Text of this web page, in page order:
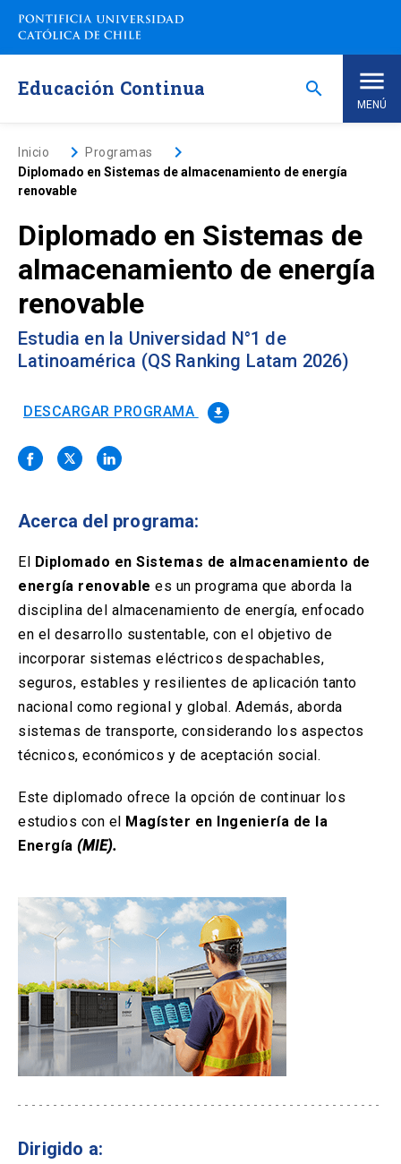
Saltar
contenido
Educación Continua search
MENÚ
Inicio
Nosotros
Programas de Estudio
Programas Corporativos
Noticias
Solicitud Certificados(El
enlace
nueva
Portal Empresas(El
enlace
en
nueva
pestaña)
enlace
se
abre
una
nueva
pestaña)
Biblioteca launch
(El
enlace
se
en
una
nueva
pestaña)
Mi Portal UC launch
(El
enlace
se
abre
en
una
nueva
pestaña)
Correo launch
(El
enlace
se
abre
en
una
nueva
pestaña)
Inicio keyboard_arrow_rightProgramas keyboard_arrow_right
Diplomado en Sistemas de almacenamiento de energía
renovable
Diplomado en Sistemas de
almacenamiento de energía
renovable
Estudia en la Universidad N°1 de
Latinoamérica (QS Ranking Latam 2026)
DESCARGAR PROGRAMA file_download
Acerca del programa:
El Diplomado en Sistemas de almacenamiento de
energía renovable es un programa que aborda la
disciplina del almacenamiento de energía, enfocado
en el desarrollo sustentable, con el objetivo de
incorporar sistemas eléctricos despachables,
seguros, estables y resilientes de aplicación tanto
nacional como regional y global. Además, aborda
sistemas de transporte, considerando los aspectos
técnicos, económicos y de aceptación social.
Este diplomado ofrece la opción de continuar los
estudios con el Magíster en Ingeniería de la
Energía (MIE).
Dirigido a: